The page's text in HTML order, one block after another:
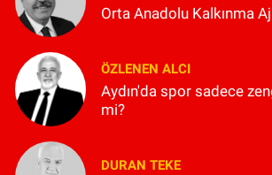
Orta Anadolu Kalkınma
ÖZLENEN ALCI
Aydın'da spor sadece
mi?
DURAN TEKE